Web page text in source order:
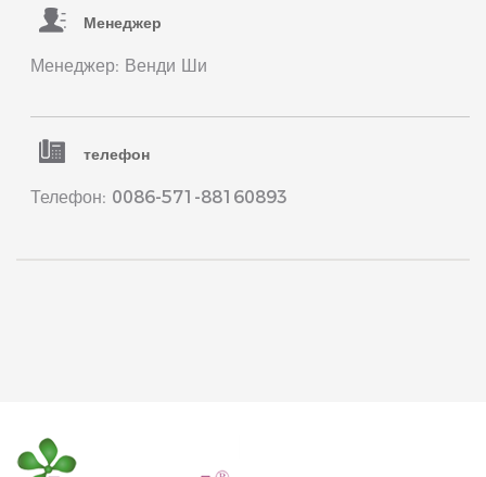
Менеджер
Менеджер: Венди Ши
телефон
Телефон: 0086-571-88160893